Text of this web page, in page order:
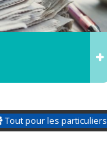
Tout pour les particuliers